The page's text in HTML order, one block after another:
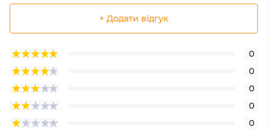
+ Додати відгук
0
0
0
0
0